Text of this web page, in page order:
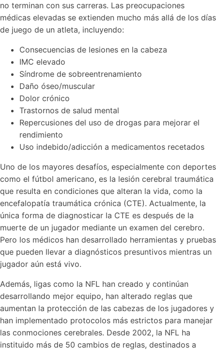
no terminan con sus carreras. Las preocupaciones
médicas elevadas se extienden mucho más allá de los días
de juego de un atleta, incluyendo:
Consecuencias de lesiones en la cabeza
IMC elevado
Síndrome de sobreentrenamiento
Daño óseo/muscular
Dolor crónico
Trastornos de salud mental
Repercusiones del uso de drogas para mejorar el
rendimiento
Uso indebido/adicción a medicamentos recetados
Uno de los mayores desafíos, especialmente con deportes
como el fútbol americano, es la lesión cerebral traumática
que resulta en condiciones que alteran la vida, como la
encefalopatía traumática crónica (CTE). Actualmente, la
única forma de diagnosticar la CTE es después de la
muerte de un jugador mediante un examen del cerebro.
Pero los médicos han desarrollado herramientas y pruebas
que pueden llevar a diagnósticos presuntivos mientras un
jugador aún está vivo.
Además, ligas como la NFL han creado y continúan
desarrollando mejor equipo, han alterado reglas que
aumentan la protección de las cabezas de los jugadores y
han implementado protocolos más estrictos para manejar
las conmociones cerebrales. Desde 2002, la NFL ha
instituido más de 50 cambios de reglas, destinados a